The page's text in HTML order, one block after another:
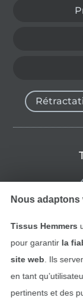
Nous
Tissus Hemmers
pour garantir la
site web . Ils
en tant
pertinents et des